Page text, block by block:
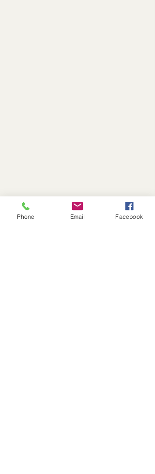
Phone Email Facebook